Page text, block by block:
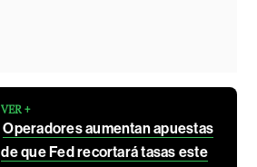
VER +
Operadores aumentan apuestas
de que Fed recortará tasas este